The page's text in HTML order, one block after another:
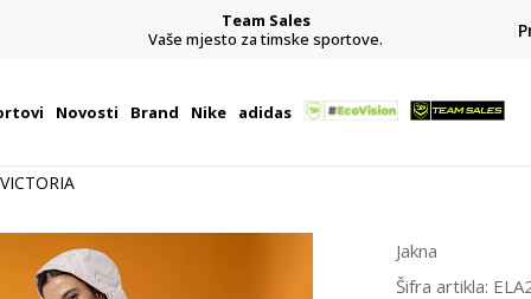
Team Sales
Vaše mjesto za timske sportove.
Novosti Brand Nike adidas
Jakna
Šifra artikla: